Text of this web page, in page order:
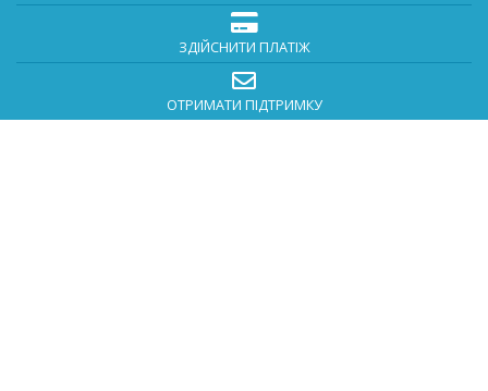
ЗДІЙСНИТИ ПЛАТІЖ
ОТРИМАТИ ПІДТРИМКУ